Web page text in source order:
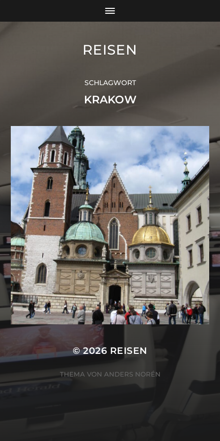
REISEN
SCHLAGWORT
KRAKOW
© 2026 REISEN
THEMA VON ANDERS NORÉN